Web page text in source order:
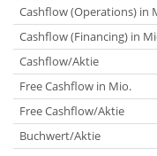
Cashflow (Operations) in
Cashflow (Financing) in
Cashflow/Aktie
Free Cashflow in Mio.
Free Cashflow/Aktie
Buchwert/Aktie